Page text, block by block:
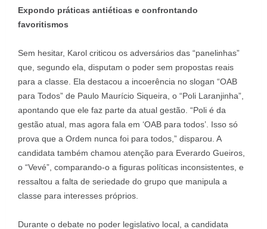
Expondo práticas antiéticas e confrontando
favoritismos
Sem hesitar, Karol criticou os adversários das “panelinhas”
que, segundo ela, disputam o poder sem propostas reais
para a classe. Ela destacou a incoerência no slogan “OAB
para Todos” de Paulo Maurício Siqueira, o “Poli Laranjinha”,
apontando que ele faz parte da atual gestão. “Poli é da
gestão atual, mas agora fala em ‘OAB para todos’. Isso só
prova que a Ordem nunca foi para todos,” disparou. A
candidata também chamou atenção para Everardo Gueiros,
o “Vevé”, comparando-o a figuras políticas inconsistentes, e
ressaltou a falta de seriedade do grupo que manipula a
classe para interesses próprios.
Durante o debate no poder legislativo local, a candidata